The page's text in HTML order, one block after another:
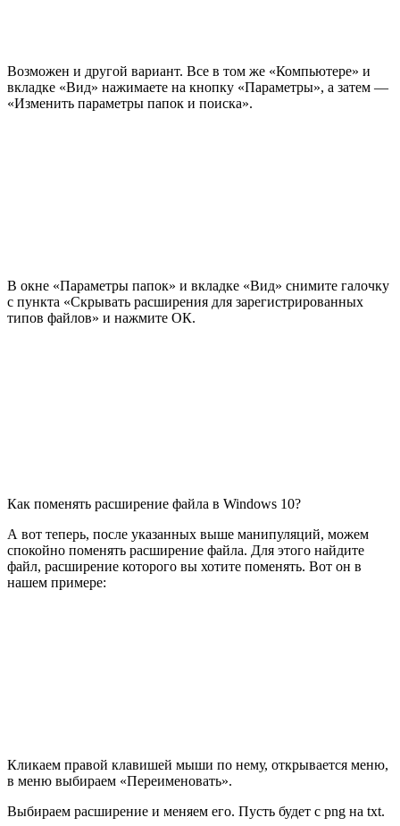
Возможен и другой вариант. Все в том же «Компьютере» и
вкладке «Вид» нажимаете на кнопку «Параметры», а затем —
«Изменить параметры папок и поиска».
В окне «Параметры папок» и вкладке «Вид» снимите галочку
с пункта «Скрывать расширения для зарегистрированных
типов файлов» и нажмите ОК.
Как поменять расширение файла в Windows 10?
А вот теперь, после указанных выше манипуляций, можем
спокойно поменять расширение файла. Для этого найдите
файл, расширение которого вы хотите поменять. Вот он в
нашем примере:
Кликаем правой клавишей мыши по нему, открывается меню,
в меню выбираем «Переименовать».
Выбираем расширение и меняем его. Пусть будет с png на txt.